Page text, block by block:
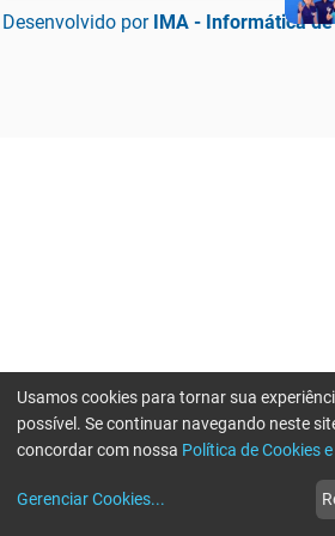
Desenvolvido por IMA - Informática
Usamos cookies para tornar sua
possível. Se continuar navegando neste
concordar com nossa Política de Cookies
Gerenciar Cookies...
Erro ao enviar informações, por favor